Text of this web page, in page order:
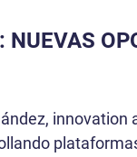
NUEVAS
innovation